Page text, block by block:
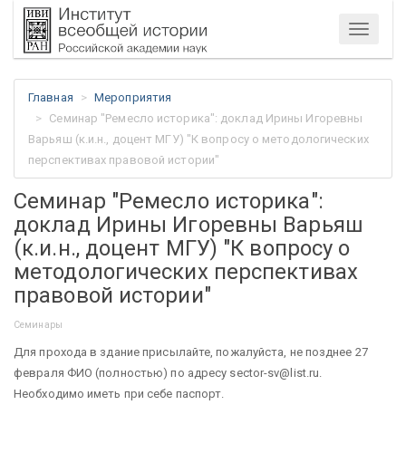
Меню
Главная
Мероприятия
Cеминар "Ремесло историка": доклад Ирины Игоревны
Варьяш (к.и.н., доцент МГУ) "К вопросу о методологических
перспективах правовой истории"
Cеминар "Ремесло историка":
доклад Ирины Игоревны Варьяш
(к.и.н., доцент МГУ) "К вопросу о
методологических перспективах
правовой истории"
Семинары
Для прохода в здание присылайте, пожалуйста, не позднее 27
февраля ФИО (полностью) по адресу sector-sv@list.ru.
Необходимо иметь при себе паспорт.